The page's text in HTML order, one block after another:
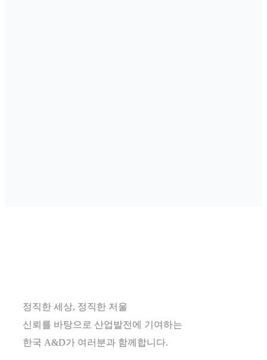
정직한 세상, 정직한 저울
신뢰를 바탕으로 산업발전에 기여하는
한국 A&D가 여러분과 함께합니다.